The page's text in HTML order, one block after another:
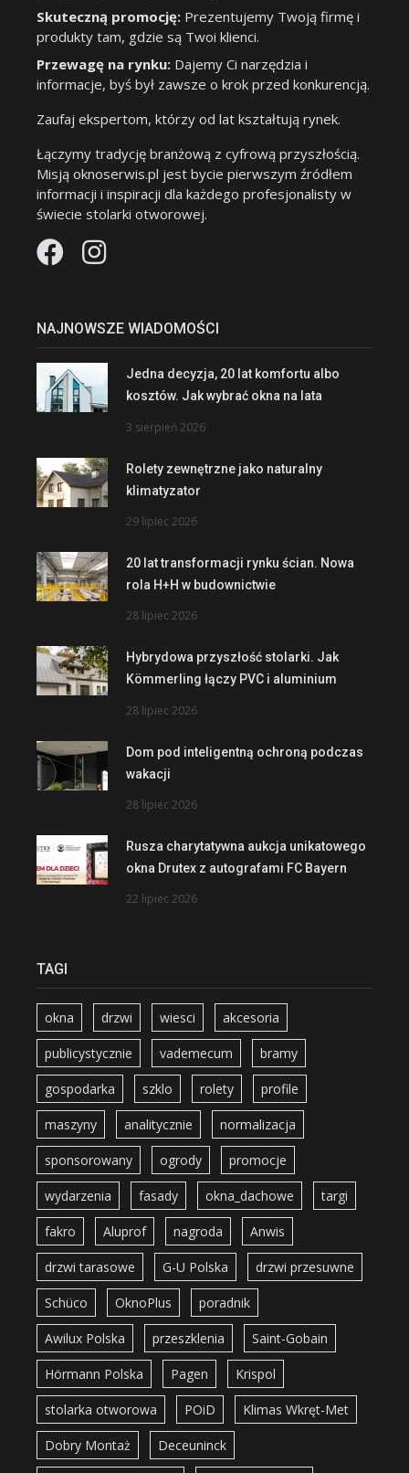
Skuteczną promocję: Prezentujemy Twoją firmę i
produkty tam, gdzie są Twoi klienci.
Przewagę na rynku: Dajemy Ci narzędzia i
informacje, byś był zawsze o krok przed konkurencją.
Zaufaj ekspertom, którzy od lat kształtują rynek.
Łączymy tradycję branżową z cyfrową przyszłością.
Misją oknoserwis.pl jest bycie pierwszym źródłem
informacji i inspiracji dla każdego profesjonalisty w
świecie stolarki otworowej.
NAJNOWSZE WIADOMOŚCI
Jedna decyzja, 20 lat komfortu albo
kosztów. Jak wybrać okna na lata
3 sierpień 2026
Rolety zewnętrzne jako naturalny
klimatyzator
29 lipiec 2026
20 lat transformacji rynku ścian. Nowa
rola H+H w budownictwie
28 lipiec 2026
Hybrydowa przyszłość stolarki. Jak
Kömmerling łączy PVC i aluminium
28 lipiec 2026
Dom pod inteligentną ochroną podczas
wakacji
28 lipiec 2026
Rusza charytatywna aukcja unikatowego
okna Drutex z autografami FC Bayern
22 lipiec 2026
TAGI
okna drzwi wiesci akcesoria
publicystycznie vademecum bramy
gospodarka szklo rolety profile
maszyny analitycznie normalizacja
sponsorowany ogrody promocje
wydarzenia fasady okna_dachowe targi
fakro Aluprof nagroda Anwis
drzwi tarasowe G-U Polska drzwi przesuwne
Schüco OknoPlus poradnik
Awilux Polska przeszklenia Saint-Gobain
Hörmann Polska Pagen Krispol
stolarka otworowa POiD Klimas Wkręt-Met
Dobry Montaż Deceuninck